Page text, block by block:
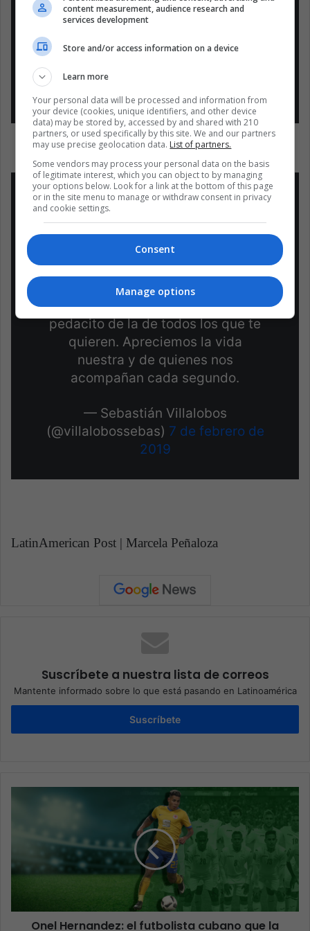
Mucha fuerza y fe para que todo
esté bien
(@MALEJA_RESTREPO)
febrero de 2019
La vida es un ratico. Sales a la
calle con un montón de sueños, sin
esperar que va aparecer el imbécil
que en segundos va acabar con tu
vida, llevándose también un
pedacito de la de todos los que te
quieren. Apreciemos la vida
nuestra y de quienes nos
acompañan cada segundo.
— Sebastián Villalobos
(@villalobossebas) 7 de febrero de
2019
LatinAmerican Post | Marcela Peñaloza
Suscríbete a nuestra lista de correos
Mantente informado sobre lo que está pasando en Latinoamérica
Suscríbete
Onel Hernandez: el futbolista cubano que la
content measurement, audience research and
services development
Store and/or access information on a device
Learn more
Your personal data will be processed and information from
your device (cookies, unique identifiers, and other device
data) may be stored by, accessed by and shared with 210
partners, or used specifically by this site. We and our partners
may use precise geolocation data. List of partners.
Some vendors may process your personal data on the basis
of legitimate interest, which you can object to by managing
your options below. Look for a link at the bottom of this page
or in the site menu to manage or withdraw consent in privacy
and cookie settings.
Consent
Manage options